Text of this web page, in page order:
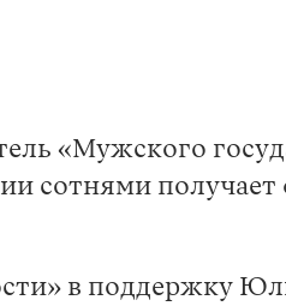
«Мужского
сотнями
в поддержку